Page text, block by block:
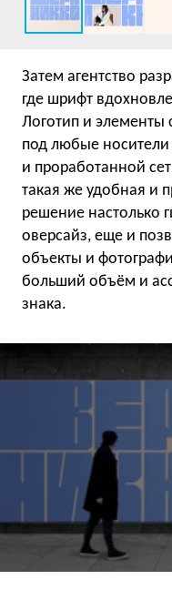
Затем агентство
где шрифт
Логотип и элементы
под любые носители
и проработанной
такая же удобная и
решение настолько
оверсайз, еще и
объекты и
больший объём и
знака.